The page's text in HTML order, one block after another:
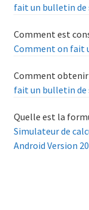
fait un bulletin de
Comment est
Comment on fait
Comment obtenir
fait un bulletin de
Quelle est la
Simulateur de
Android Version